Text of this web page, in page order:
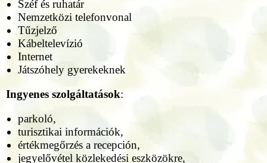
Széf és ruhatár
Nemzetközi telefonvonal
Tűzjelző
Kábeltelevízió
Internet
Játszóhely gyerekeknek
Ingyenes szolgáltatások:
parkoló,
turisztikai információk,
értékmegőrzés a recepción,
jegyelővétel közlekedési eszközökre,